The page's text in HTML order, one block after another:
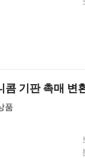
기판 촉매 변
품